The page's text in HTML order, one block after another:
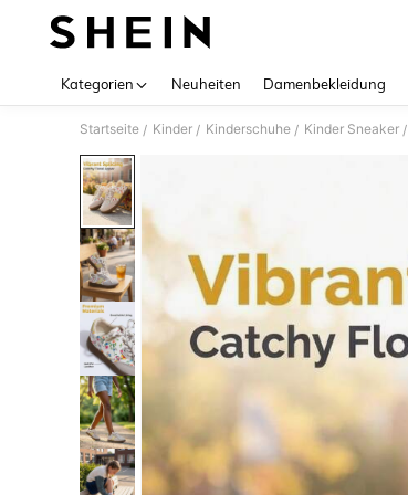
Kategorien Neuheiten Damenbekleidung
Startseite / Kinder / Kinderschuhe / Kinder Sneaker /